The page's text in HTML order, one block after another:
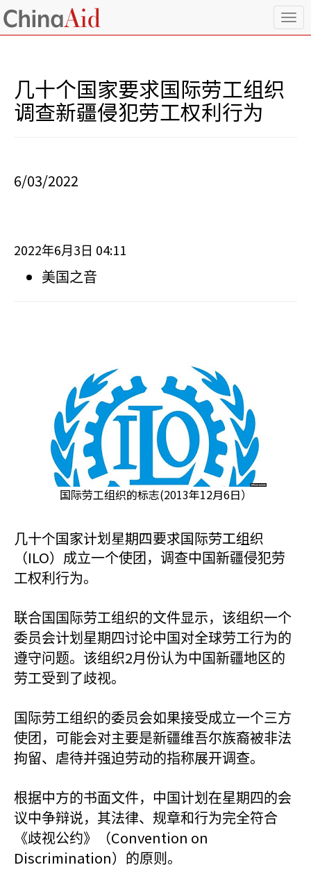
T
o
几十个国家要求国际劳工组织
调查新疆侵犯劳工权利行为
6/03/2022
2022年6月 3 日 04:11
美国之音
国际劳工组织的标志(2013年12月6日）
几十个国家计划星期四要求国际劳工组织
（ILO）成立一个使团，调查中国新疆侵犯劳
工权利行为。
联合国国际劳工组织的文件显示，该组织一个
委员会计划星期四讨论中国对全球劳工行为的
遵守问题。该组织2月份认为中国新疆地区的
劳工受到了歧视。
国际劳工组织的委员会如果接受成立一个三方
使团，可能会对主要是新疆维吾尔族裔被非法
拘留、虐待并强迫劳动的指称展开调查。
根据中方的书面文件，中国计划在星期四的会
议中争辩说，其法律、规章和行为完全符合
《歧视公约》（Convention on
Discrimination）的原则。